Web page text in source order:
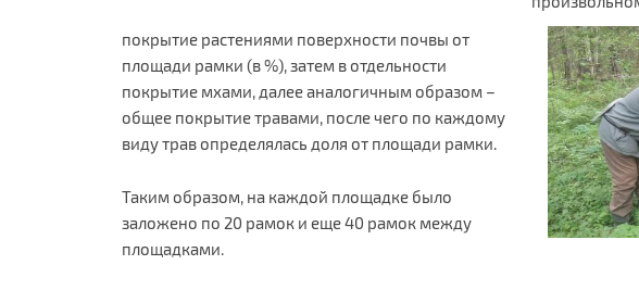
покрытие растениями поверхности почвы от
площади рамки (в %), затем в отдельности
покрытие мхами, далее аналогичным образом –
общее покрытие травами, после чего по каждому
виду трав определялась доля от площади рамки.
Таким образом, на каждой площадке было
заложено по 20 рамок и еще 40 рамок между
площадками.